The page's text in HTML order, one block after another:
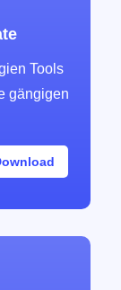
Tools
gängigen